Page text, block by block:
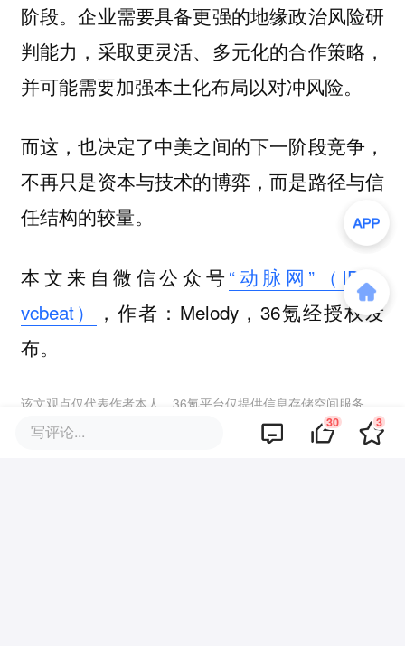
阶段。企业需要具备更强的地缘政治风险研
判能力，采取更灵活、多元化的合作策略，
并可能需要加强本土化布局以对冲风险。
而这，也决定了中美之间的下一阶段竞争，
不再只是资本与技术的博弈，而是路径与信
任结构的较量。
本文来自微信公众号“动脉网”（ID：
vcbeat）
，作者：Melody，36氪经授权发
布。
该文观点仅代表作者本人，36氪平台仅提供信息存储空间服务。
写评论... 30 3